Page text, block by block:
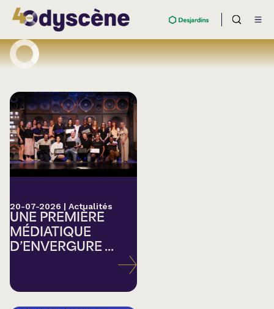
20-07-2026 | Actualités
UNE PREMIÈRE
MÉDIATIQUE
D’ENVERGURE ...